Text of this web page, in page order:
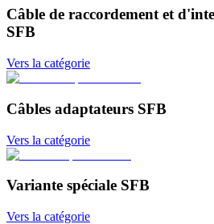
Câble de raccordement et
SFB
Vers la catégorie
Câbles adaptateurs SFB
Vers la catégorie
Variante spéciale SFB
Vers la catégorie